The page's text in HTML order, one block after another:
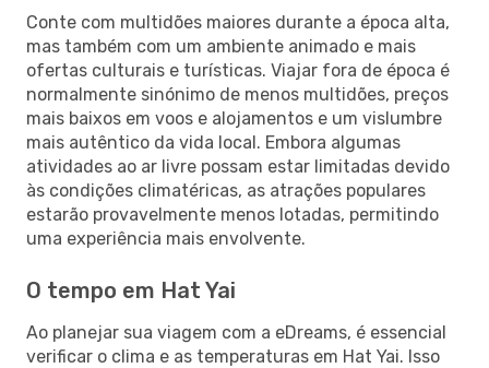
Conte com multidões maiores durante a época alta,
mas também com um ambiente animado e mais
ofertas culturais e turísticas. Viajar fora de época é
normalmente sinónimo de menos multidões, preços
mais baixos em voos e alojamentos e um vislumbre
mais autêntico da vida local. Embora algumas
atividades ao ar livre possam estar limitadas devido
às condições climatéricas, as atrações populares
estarão provavelmente menos lotadas, permitindo
uma experiência mais envolvente.
O tempo em Hat Yai
Ao planejar sua viagem com a eDreams, é essencial
verificar o clima e as temperaturas em Hat Yai. Isso